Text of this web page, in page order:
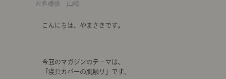
お客様係 山崎
こんにちは、やまさきです。
今回のマガジンのテーマは、
「寝具カバーの肌触り」です。